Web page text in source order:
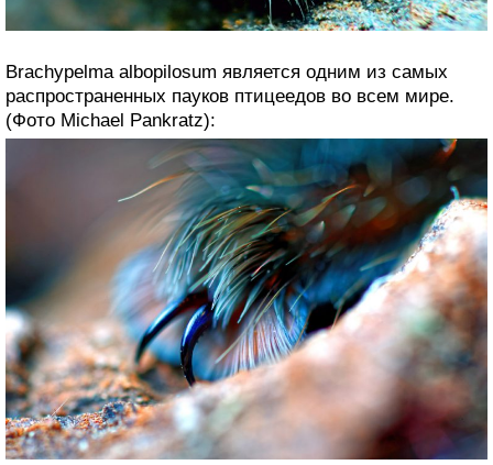
Brachypelma albopilosum является одним из самых
распространенных пауков птицеедов во всем мире.
(Фото Michael Pankratz):